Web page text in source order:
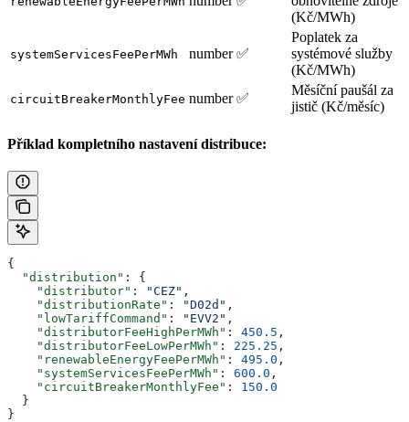
(Kč/MWh)
systemServicesFeePerMWh number ✅
Poplatek za
systémové služby
(Kč/MWh)
circuitBreakerMonthlyFee number ✅
Měsíční paušál za
jistič (Kč/měsíc)
Příklad kompletního nastavení distribuce:
{
  "distribution"
: {
    "distributor"
: "CEZ" ,
    "distributionRate"
: "D02d" ,
    "lowTariffCommand"
: "EVV2" ,
    "distributorFeeHighPerMWh"
: 450.5 ,
    "distributorFeeLowPerMWh"
: 225.25 ,
    "renewableEnergyFeePerMWh"
: 495.0 ,
    "systemServicesFeePerMWh"
: 600.0 ,
    "circuitBreakerMonthlyFee"
: 150.0
  }
}